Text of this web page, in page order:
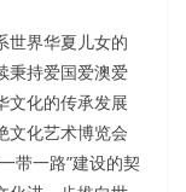
世界华夏儿女的
秉持爱国爱澳爱
文化的传承发展
文化艺术博览会
带一路”建设的契